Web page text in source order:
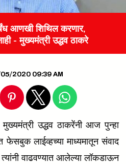
आणखी शिथिल करणार,
- मुख्यमंत्री उद्धव ठाकरे
2020 09:39 AM
मुख्यमंत्री उद्धव ठाकरेंनी आज पुन्हा
फेसबुक लाईव्हच्या माध्यमातून संवाद
वाढवण्यात आलेल्या लॉकडाऊन